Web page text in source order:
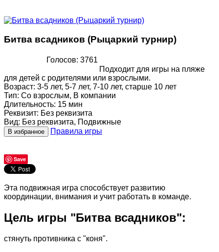
Битва всадников (Рыцаркий турнир)
Голосов: 3761
Подходит для игры на пляже
для детей с родителями или взрослыми.
Возраст: 3-5 лет, 5-7 лет, 7-10 лет, старше 10 лет
Тип: Со взрослым, В компании
Длительность: 15 мин
Реквизит: Без реквизита
Вид: Без реквизита, Подвижные
В избранное Правила игры
Save
Эта подвижная игра способствует развитию
координации, внимания и учит работать в команде.
Цель игры "Битва всадников":
стянуть противника с "коня".